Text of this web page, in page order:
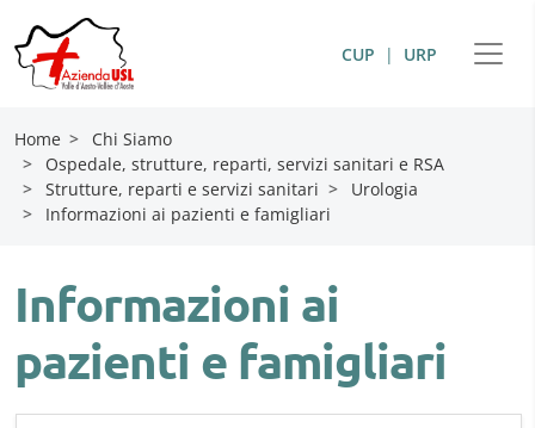
CUP | URP
Home >
Chi Siamo
>
Ospedale, strutture, reparti, servizi sanitari e RSA
> Strutture, reparti e servizi sanitari >
Urologia
>
Informazioni ai pazienti e famigliari
Informazioni ai
pazienti e famigliari